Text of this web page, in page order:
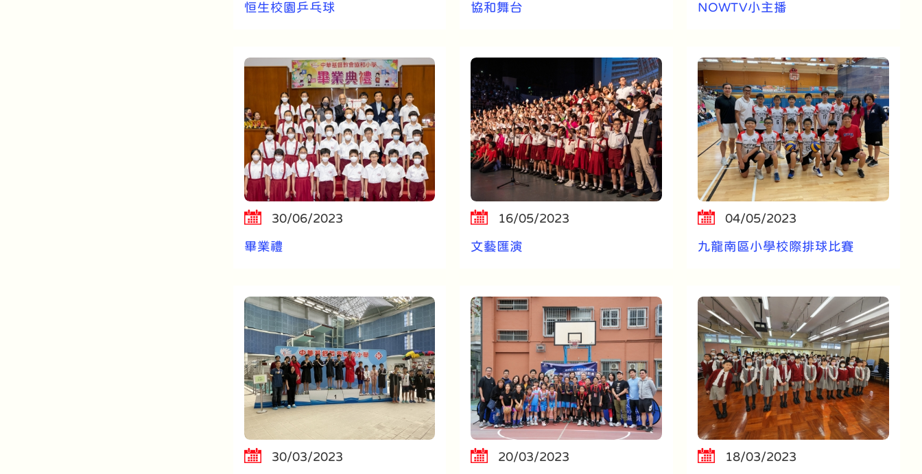
恒生校園乒乓球 協和舞台 NOWTV小主播
30/06/2023
畢業禮
16/05/2023
文藝匯演
04/05/2023
九龍南區小學校際排球比賽
30/03/2023 20/03/2023 18/03/2023